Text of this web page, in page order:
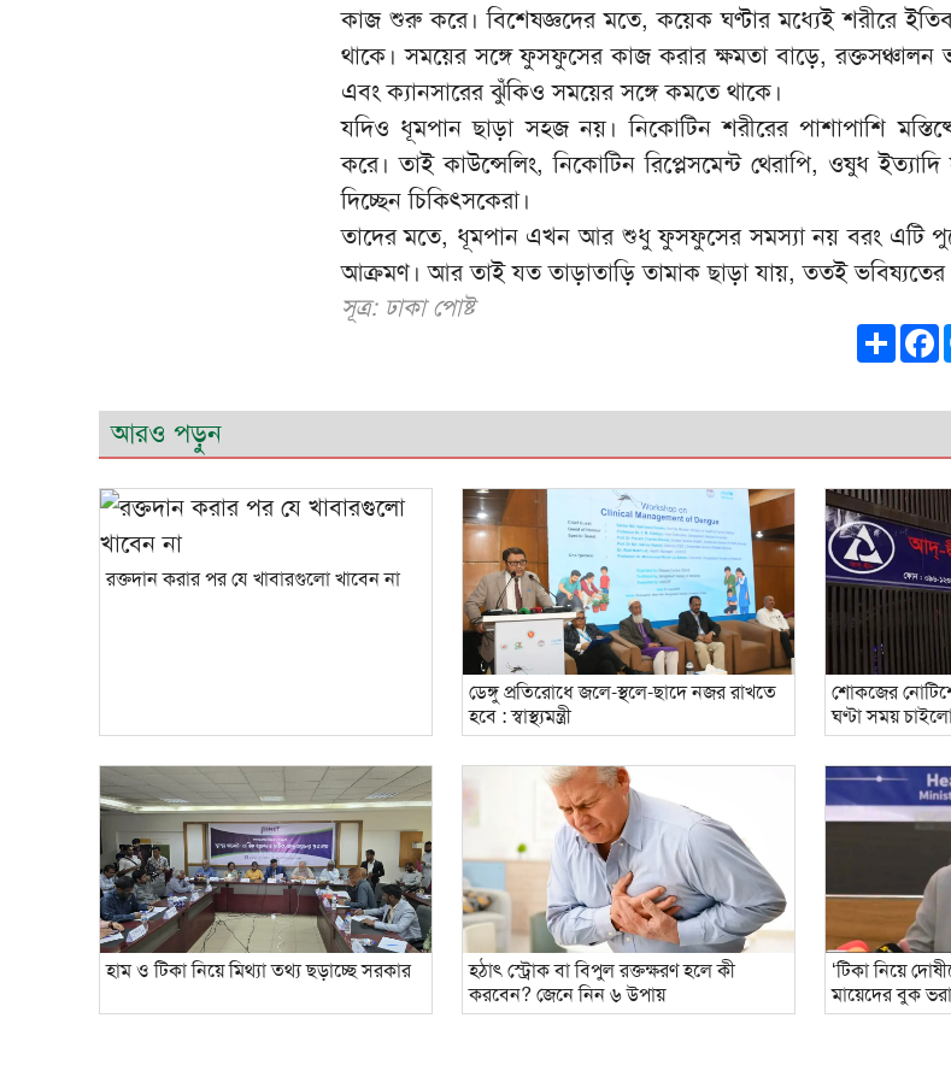
কাজ শুরু করে। বিশেষজ্ঞদের মতে, কয়েক ঘণ্টার মধ্যেই শরীরে
থাকে। সময়ের সঙ্গে ফুসফুসের কাজ করার ক্ষমতা বাড়ে,
এবং ক্যানসারের ঝুঁকিও সময়ের সঙ্গে কমতে থাকে।
যদিও ধূমপান ছাড়া সহজ নয়। নিকোটিন শরীরের পাশাপাশি
করে। তাই কাউন্সেলিং, নিকোটিন রিপ্লেসমেন্ট থেরাপি, ওষুধ ইত্যাদি
দিচ্ছেন চিকিৎসকেরা।
তাদের মতে, ধূমপান এখন আর শুধু ফুসফুসের সমস্যা নয় বরং এটি
আক্রমণ। আর তাই যত তাড়াতাড়ি তামাক ছাড়া যায়, ততই ভবিষ্যতের
সূত্র: ঢাকা পোষ্ট
আরও পড়ুন
রক্তদান করার পর যে খাবারগুলো খাবেন না
ডেঙ্গু প্রতিরোধে জলে-স্থলে-ছাদে নজর রাখতে
হবে : স্বাস্থ্যমন্ত্রী
শোকজের
ঘণ্টা সময়
হাম ও টিকা নিয়ে মিথ্যা তথ্য ছড়াচ্ছে সরকার
হঠাৎ স্ট্রোক বা বিপুল রক্তক্ষরণ হলে কী
করবেন? জেনে নিন ৬ উপায়
‘টিকা নিয়ে
মায়েদের বুক